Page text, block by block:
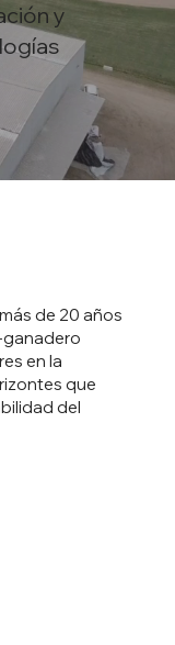
de 20 años
ganadero
en la
que
del
y